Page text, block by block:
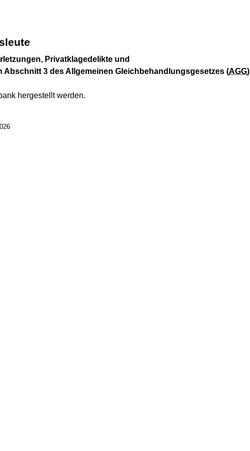
Privatklagedelikte und
3 des Allgemeinen Gleichbehandlungsgesetzes (AGG)
hergestellt werden.